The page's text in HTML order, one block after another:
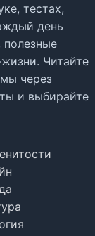
тестах,
день
Читайте
через
и выбирайте